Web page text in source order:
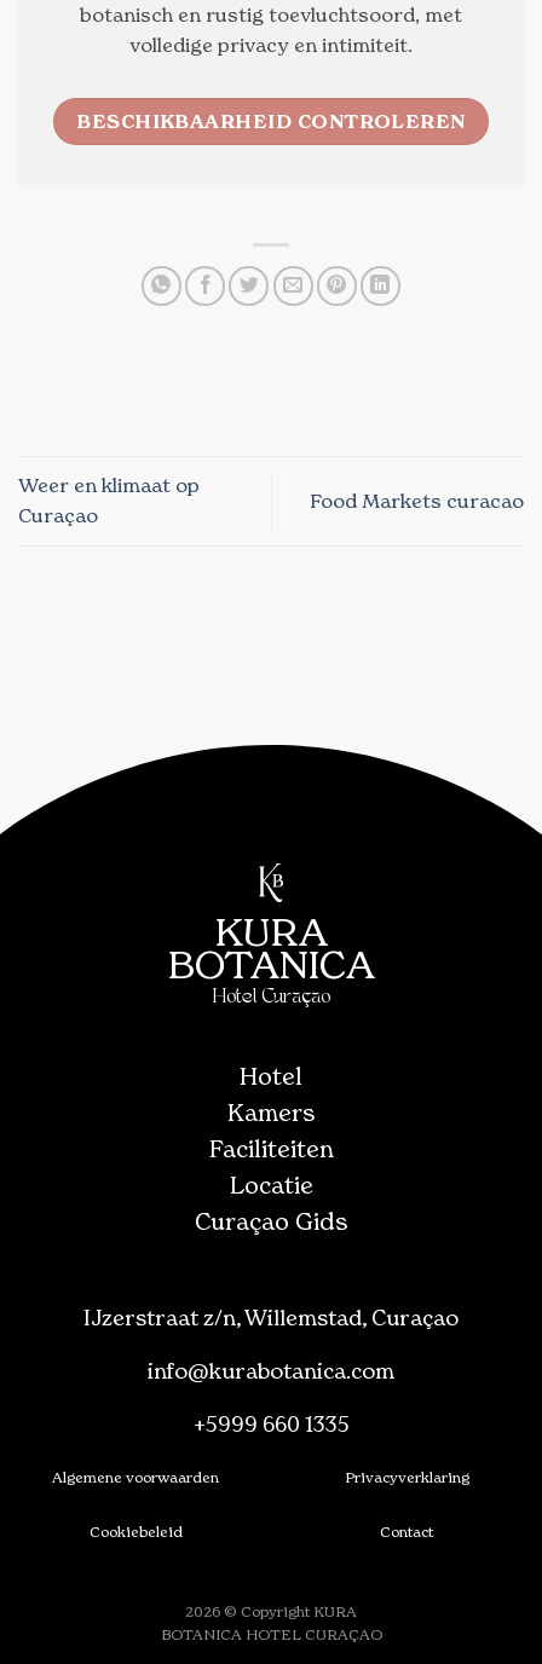
botanisch en rustig toevluchtsoord, met
volledige privacy en intimiteit.
BESCHIKBAARHEID CONTROLEREN
Weer en klimaat op
Curaçao
Food Markets curacao
KURA
BOTANICA
Hotel Curaçao
Hotel
Kamers
Faciliteiten
Locatie
Curaçao Gids
IJzerstraat z/n, Willemstad, Curaçao
info@kurabotanica.com
+5999 660 1335
Algemene voorwaarden Privacyverklaring
Cookiebeleid Contact
2026 © Copyright KURA
BOTANICA HOTEL CURAÇAO